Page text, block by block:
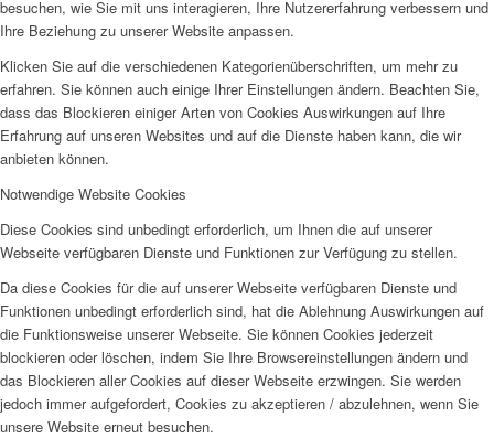
besuchen, wie Sie mit uns interagieren, Ihre Nutzererfahrung verbessern und
Ihre Beziehung zu unserer Website anpassen.
Klicken Sie auf die verschiedenen Kategorienüberschriften, um mehr zu
erfahren. Sie können auch einige Ihrer Einstellungen ändern. Beachten Sie,
dass das Blockieren einiger Arten von Cookies Auswirkungen auf Ihre
Erfahrung auf unseren Websites und auf die Dienste haben kann, die wir
anbieten können.
Notwendige Website Cookies
Diese Cookies sind unbedingt erforderlich, um Ihnen die auf unserer
Webseite verfügbaren Dienste und Funktionen zur Verfügung zu stellen.
Da diese Cookies für die auf unserer Webseite verfügbaren Dienste und
Funktionen unbedingt erforderlich sind, hat die Ablehnung Auswirkungen auf
die Funktionsweise unserer Webseite. Sie können Cookies jederzeit
blockieren oder löschen, indem Sie Ihre Browsereinstellungen ändern und
das Blockieren aller Cookies auf dieser Webseite erzwingen. Sie werden
jedoch immer aufgefordert, Cookies zu akzeptieren / abzulehnen, wenn Sie
unsere Website erneut besuchen.